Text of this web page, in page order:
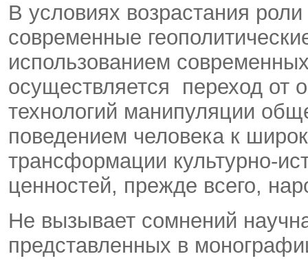
В условиях возрастания
современные
использованием
осуществляется переход от
технологий манипуляции
поведением человека к
трансформации культурно-
ценностей, прежде всего,
Не вызывает сомнений
представленных в